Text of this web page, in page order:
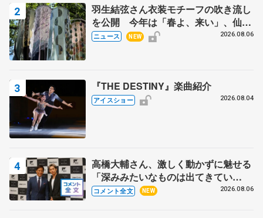
羽生結弦さん衣装モチーフの吹き流し
を公開 今年は「春よ、来い」、仙台
の瑞鳳殿
ニュース NEW 2026.08.06
『THE DESTINY』楽曲紹介
アイスショー 2026.08.04
高橋大輔さん、激しく動かずに魅せる
「深みみたいなものは出てきてい
る？」 〝兄さん〟と慕うレジェンド
コメント全文 NEW 2026.08.06